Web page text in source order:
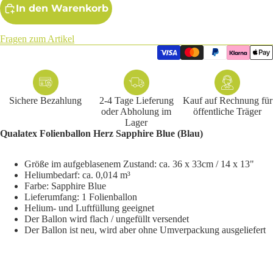
In den Warenkorb
Fragen zum Artikel
Sichere Bezahlung
2-4 Tage Lieferung
oder Abholung im
Lager
Kauf auf Rechnung für
öffentliche Träger
Qualatex Folienballon Herz Sapphire Blue (Blau)
Größe im aufgeblasenem Zustand: ca. 36 x 33cm / 14 x 13"
Heliumbedarf: ca. 0,014 m³
Farbe: Sapphire Blue
Lieferumfang: 1 Folienballon
Helium- und Luftfüllung geeignet
Der Ballon wird flach / ungefüllt versendet
Der Ballon ist neu, wird aber ohne Umverpackung ausgeliefert